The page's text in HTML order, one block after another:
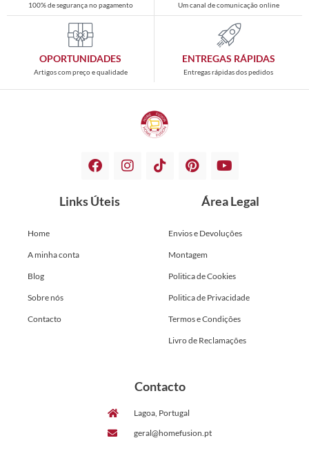
100% de segurança no pagamento Um canal de comunicação online
OPORTUNIDADES
Artigos com preço e qualidade
ENTREGAS RÁPIDAS
Entregas rápidas dos pedidos
Links Úteis
Home
A minha conta
Blog
Sobre nós
Contacto
Área Legal
Envios e Devoluções
Montagem
Politica de Cookies
Politica de Privacidade
Termos e Condições
Livro de Reclamações
Contacto
Lagoa, Portugal
geral@homefusion.pt